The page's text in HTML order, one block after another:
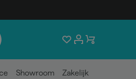
Showroom Zakelijk